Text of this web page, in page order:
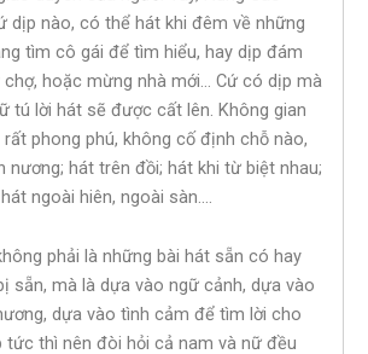
dịp nào, có thể hát khi đêm về những
tìm cô gái để tìm hiểu, hay dịp đám
chợ, hoặc mừng nhà mới… Cứ có dịp mà
tú lời hát sẽ được cất lên. Không gian
phong phú, không cố định chỗ nào,
nương; hát trên đồi; hát khi từ biệt nhau;
ngoài hiên, ngoài sàn….
phải là những bài hát sẵn có hay
sẵn, mà là dựa vào ngữ cảnh, dựa vào
dựa vào tình cảm để tìm lời cho
tức thì nên đòi hỏi cả nam và nữ đều